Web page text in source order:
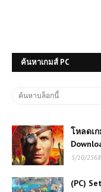
ค้นหาเกมส์ PC
โหลดเ
5/10/2568
(PC)